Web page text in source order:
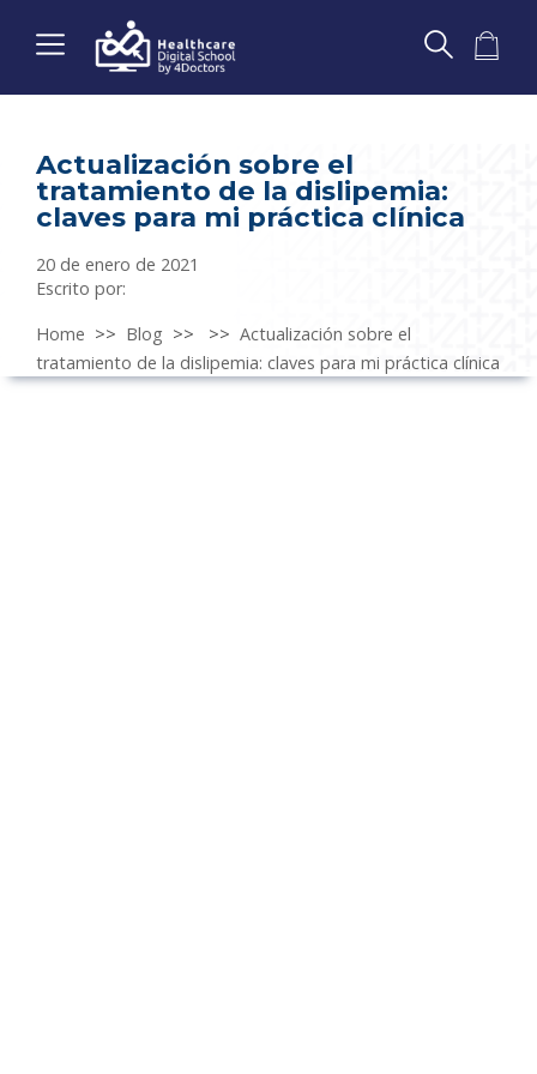
Actualización sobre el
tratamiento de la dislipemia:
claves para mi práctica clínica
20 de enero de 2021
Escrito por:
Home >> Blog >> >> Actualización sobre el
tratamiento de la dislipemia: claves para mi práctica clínica